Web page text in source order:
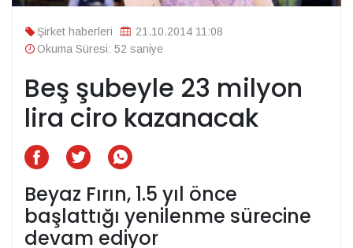
Şirket haberleri
21.10.2014 11:08
Okuma Süresi: 52 saniye
Beş şubeyle 23 milyon
lira ciro kazanacak
Beyaz Fırın, 1.5 yıl önce
başlattığı yenilenme sürecine
devam ediyor